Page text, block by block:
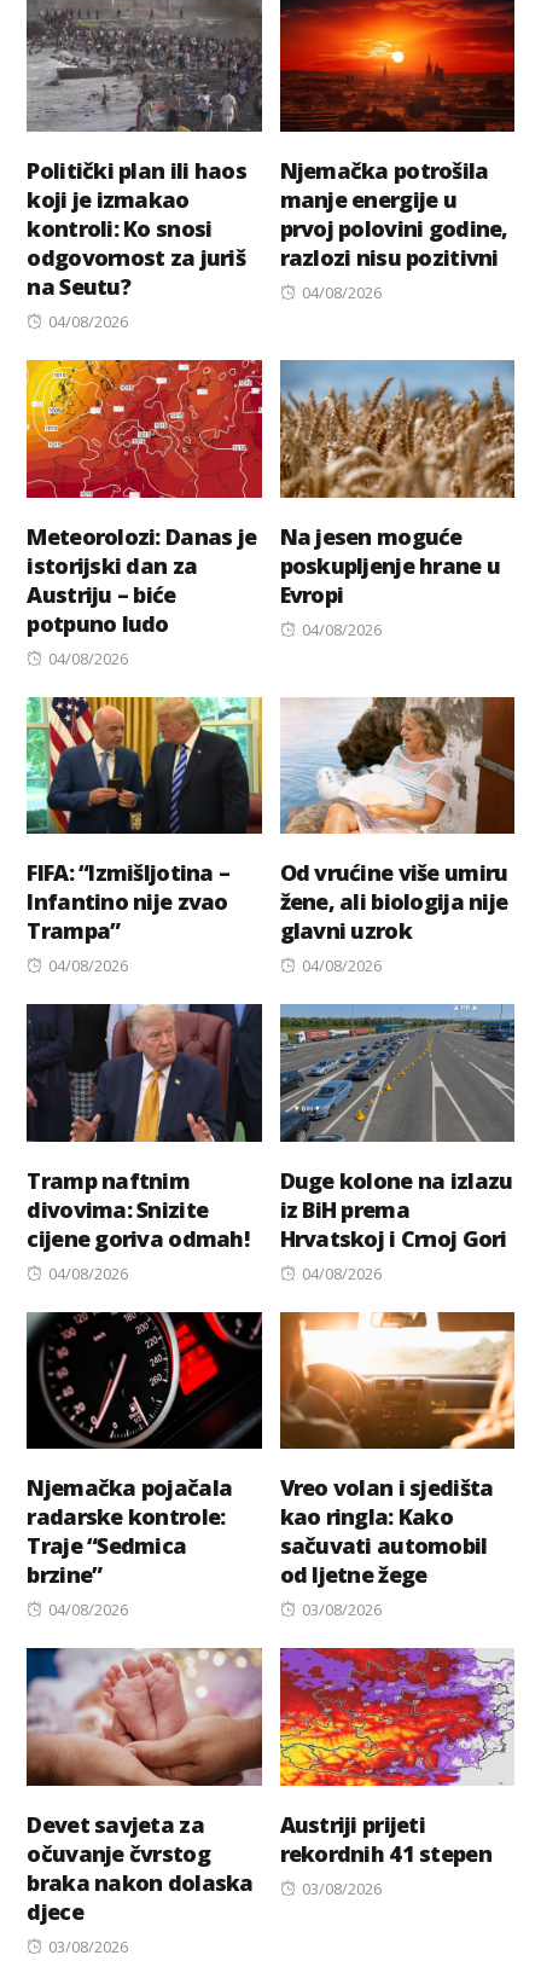
Politički plan ili haos
koji je izmakao
kontroli: Ko snosi
odgovornost za juriš
na Seutu?
Posted
04/08/2026
Njemačka potrošila
manje energije u
prvoj polovini godine,
razlozi nisu pozitivni
Posted
04/08/2026
Meteorolozi: Danas je
istorijski dan za
Austriju – biće
potpuno ludo
Posted
04/08/2026
Na jesen moguće
poskupljenje hrane u
Evropi
Posted
04/08/2026
FIFA: “Izmišljotina –
Infantino nije zvao
Trampa”
Posted
04/08/2026
Od vrućine više umiru
žene, ali biologija nije
glavni uzrok
Posted
04/08/2026
Tramp naftnim
divovima: Snizite
cijene goriva odmah!
Posted
04/08/2026
Duge kolone na izlazu
iz BiH prema
Hrvatskoj i Crnoj Gori
Posted
04/08/2026
Njemačka pojačala
radarske kontrole:
Traje “Sedmica
brzine”
Posted
04/08/2026
Vreo volan i sjedišta
kao ringla: Kako
sačuvati automobil
od ljetne žege
Posted
03/08/2026
Devet savjeta za
očuvanje čvrstog
braka nakon dolaska
djece
Posted
03/08/2026
Austriji prijeti
rekordnih 41 stepen
Posted
03/08/2026